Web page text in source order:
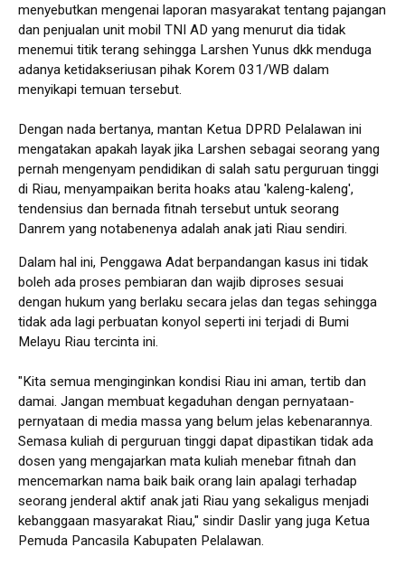
menyebutkan mengenai laporan masyarakat tentang pajangan
dan penjualan unit mobil TNI AD yang menurut dia tidak
menemui titik terang sehingga Larshen Yunus dkk menduga
adanya ketidakseriusan pihak Korem 031/WB dalam
menyikapi temuan tersebut.
Dengan nada bertanya, mantan Ketua DPRD Pelalawan ini
mengatakan apakah layak jika Larshen sebagai seorang yang
pernah mengenyam pendidikan di salah satu perguruan tinggi
di Riau, menyampaikan berita hoaks atau 'kaleng-kaleng',
tendensius dan bernada fitnah tersebut untuk seorang
Danrem yang notabenenya adalah anak jati Riau sendiri.
Dalam hal ini, Penggawa Adat berpandangan kasus ini tidak
boleh ada proses pembiaran dan wajib diproses sesuai
dengan hukum yang berlaku secara jelas dan tegas sehingga
tidak ada lagi perbuatan konyol seperti ini terjadi di Bumi
Melayu Riau tercinta ini.
"Kita semua menginginkan kondisi Riau ini aman, tertib dan
damai. Jangan membuat kegaduhan dengan pernyataan-
pernyataan di media massa yang belum jelas kebenarannya.
Semasa kuliah di perguruan tinggi dapat dipastikan tidak ada
dosen yang mengajarkan mata kuliah menebar fitnah dan
mencemarkan nama baik baik orang lain apalagi terhadap
seorang jenderal aktif anak jati Riau yang sekaligus menjadi
kebanggaan masyarakat Riau," sindir Daslir yang juga Ketua
Pemuda Pancasila Kabupaten Pelalawan.